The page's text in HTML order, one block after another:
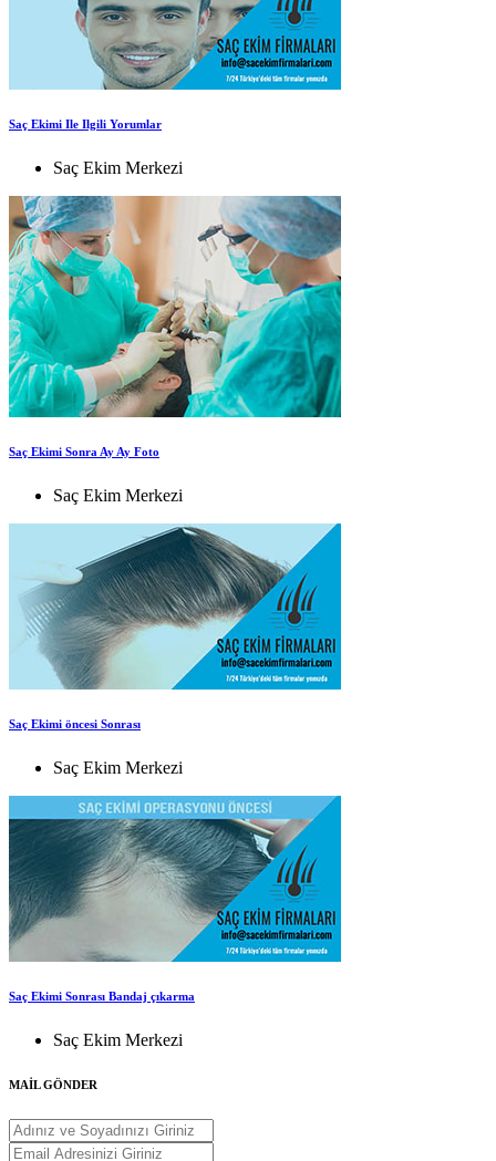
Saç Ekimi Ile Ilgili Yorumlar
Saç Ekim Merkezi
Saç Ekimi Sonra Ay Ay Foto
Saç Ekim Merkezi
Saç Ekimi öncesi Sonrası
Saç Ekim Merkezi
Saç Ekimi Sonrası Bandaj çıkarma
Saç Ekim Merkezi
MAİL GÖNDER